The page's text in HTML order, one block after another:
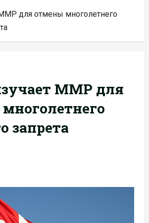
для отмены многолетнего
ММР для
запрета